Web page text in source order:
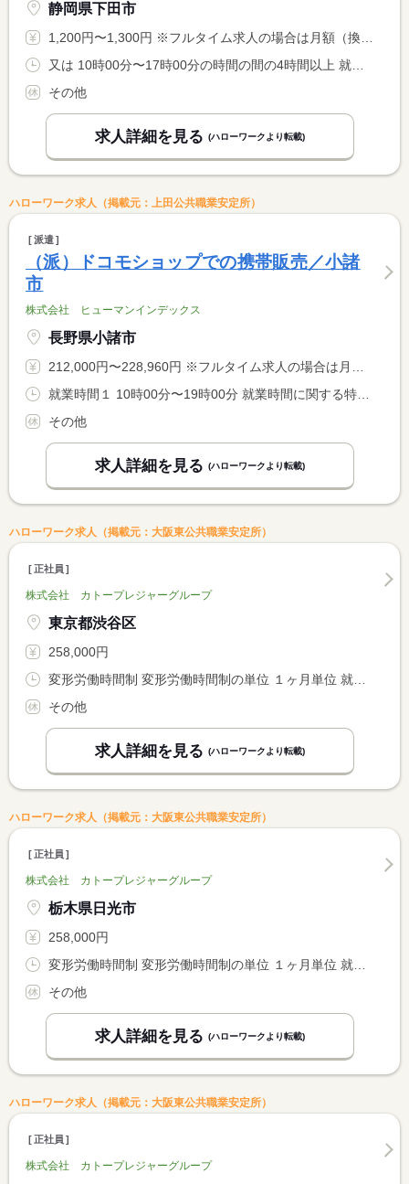
静岡県下田市
1,200円〜1,300円 ※フルタイム求人の場合は月額（換算額）、パート求人の場合は時間額を表示しています。
その他
求人詳細を見る (ハローワークより転載)
ハローワーク求人（掲載元：上田公共職業安定所）
派遣
（派）ドコモショップでの携帯販売／小諸
市
株式会社 ヒューマンインデックス
長野県小諸市
212,000円〜228,960円 ※フルタイム求人の場合は月額（換算額）、パート求人の場合は時間額を表示しています。
その他
求人詳細を見る (ハローワークより転載)
ハローワーク求人（掲載元：大阪東公共職業安定所）
正社員
株式会社 カトープレジャーグループ
東京都渋谷区
258,000円
その他
求人詳細を見る (ハローワークより転載)
ハローワーク求人（掲載元：大阪東公共職業安定所）
正社員
株式会社 カトープレジャーグループ
栃木県日光市
258,000円
その他
求人詳細を見る (ハローワークより転載)
ハローワーク求人（掲載元：大阪東公共職業安定所）
正社員
株式会社 カトープレジャーグループ